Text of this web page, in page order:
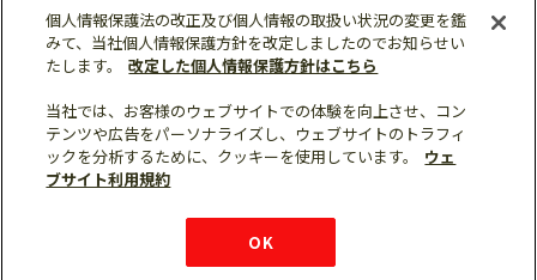
個人情報保護 利用規約
ご利用にあたって
サイトマップ
三菱電機トップ
© Mitsubishi Electric Corporation
個人情報保護法の改正及び個人情報の取扱い状況の変更を鑑
みて、当社個人情報保護方針を改定しましたのでお知らせい
たします。
改定した個人情報保護方針はこちら
当社では、お客様のウェブサイトでの体験を向上させ、コン
テンツや広告をパーソナライズし、ウェブサイトのトラフィ
ックを分析するために、クッキーを使用しています。
ウェ
ブサイト利用規約
OK
チャットサービス